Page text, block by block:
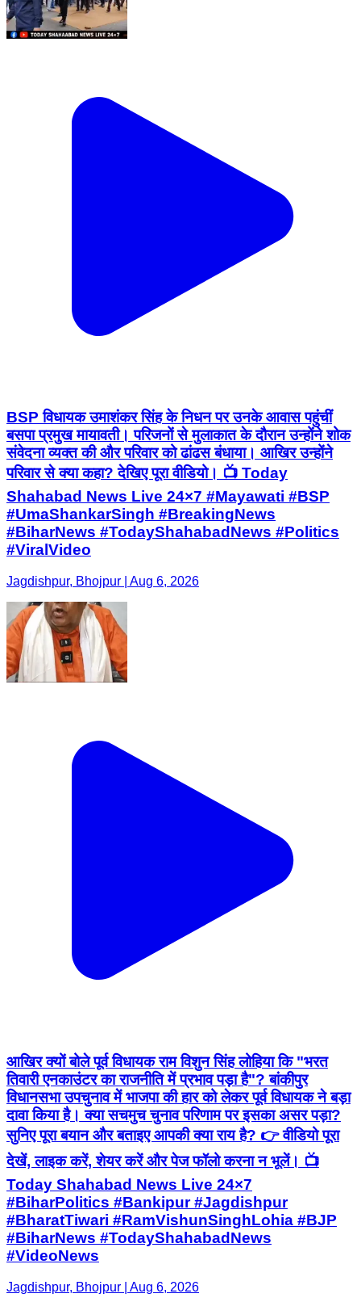
BSP विधायक उमाशंकर सिंह के निधन पर उनके आवास पहुंचीं
बसपा प्रमुख मायावती। परिजनों से मुलाकात के दौरान उन्होंने शोक
संवेदना व्यक्त की और परिवार को ढांढस बंधाया। आखिर उन्होंने
परिवार से क्या कहा? देखिए पूरा वीडियो। 📺 Today
Shahabad News Live 24×7 #Mayawati #BSP
#UmaShankarSingh #BreakingNews
#BiharNews #TodayShahabadNews #Politics
#ViralVideo
Jagdishpur, Bhojpur | Aug 6, 2026
आखिर क्यों बोले पूर्व विधायक राम विशुन सिंह लोहिया कि "भरत
तिवारी एनकाउंटर का राजनीति में प्रभाव पड़ा है"? बांकीपुर
विधानसभा उपचुनाव में भाजपा की हार को लेकर पूर्व विधायक ने बड़ा
दावा किया है। क्या सचमुच चुनाव परिणाम पर इसका असर पड़ा?
सुनिए पूरा बयान और बताइए आपकी क्या राय है? 👉 वीडियो पूरा
देखें, लाइक करें, शेयर करें और पेज फॉलो करना न भूलें। 📺
Today Shahabad News Live 24×7
#BiharPolitics #Bankipur #Jagdishpur
#BharatTiwari #RamVishunSinghLohia #BJP
#BiharNews #TodayShahabadNews
#VideoNews
Jagdishpur, Bhojpur | Aug 6, 2026